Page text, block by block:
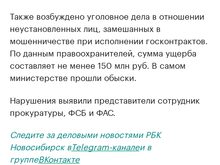
Также возбуждено уголовное дела в отношении
неустановленных лиц, замешанных в
мошенничестве при исполнении госконтрактов.
По данным правоохранителей, сумма ущерба
составляет не менее 150 млн руб. В самом
министерстве прошли обыски.
Нарушения выявили представители сотрудник
прокуратуры, ФСБ и ФАС.
Следите за деловыми новостями РБК
Новосибирск вTelegram-каналеи в
группеВКонтакте